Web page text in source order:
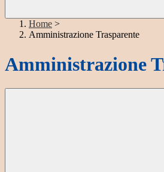
Home >
Amministrazione Trasparente
Amministrazione